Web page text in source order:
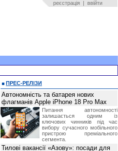
реєстрація | ввійти
ПРЕС-РЕЛІЗИ
Автономність та батарея нових
флагманів Apple iPhone 18 Pro Max
Питання автономності
залишається одним із
ключових чинників під час
вибору сучасного мобільного
пристрою преміального
сегмента.
Тилові вакансії «Азову»: посади для